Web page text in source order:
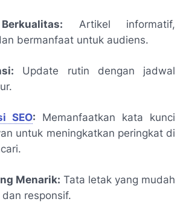
Artikel informatif,
bermanfaat untuk audiens.
Update rutin dengan jadwal
SEO: Memanfaatkan kata kunci
untuk meningkatkan peringkat di
Menarik: Tata letak yang mudah
responsif.